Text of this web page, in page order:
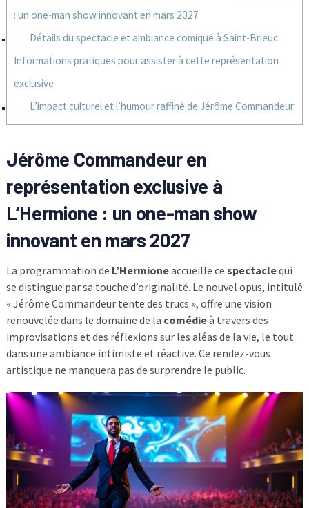
: un one-man show innovant en mars 2027
Détails du spectacle et ambiance comique à Saint-Brieuc
Informations pratiques pour assister à cette représentation
exclusive
L’impact culturel et l’humour raffiné de Jérôme Commandeur
Jérôme Commandeur en
représentation exclusive à
L’Hermione : un one-man show
innovant en mars 2027
La programmation de L’Hermioneaccueille ce spectaclequi
se distingue par sa touche d’originalité. Le nouvel opus, intitulé
« Jérôme Commandeur tente des trucs », offre une vision
renouvelée dans le domaine de la comédieà travers des
improvisations et des réflexions sur les aléas de la vie, le tout
dans une ambiance intimiste et réactive. Ce rendez-vous
artistique ne manquera pas de surprendre le public.